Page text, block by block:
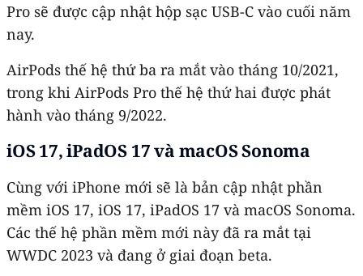
Pro sẽ được cập nhật hộp sạc USB-C vào cuối năm
nay.
AirPods thế hệ thứ ba ra mắt vào tháng 10/2021,
trong khi AirPods Pro thế hệ thứ hai được phát
hành vào tháng 9/2022.
iOS 17, iPadOS 17 và macOS Sonoma
Cùng với iPhone mới sẽ là bản cập nhật phần
mềm iOS 17, iOS 17, iPadOS 17 và macOS Sonoma.
Các thế hệ phần mềm mới này đã ra mắt tại
WWDC 2023 và đang ở giai đoạn beta.